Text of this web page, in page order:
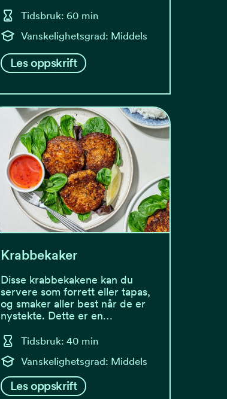
Tidsbruk: 60 min
Vanskelighetsgrad: Middels
Les oppskrift
Krabbekaker
Disse krabbekakene kan du
servere som forrett eller tapas,
og smaker aller best når de er
nystekte. Dette er en…
Tidsbruk: 40 min
Vanskelighetsgrad: Middels
Les oppskrift